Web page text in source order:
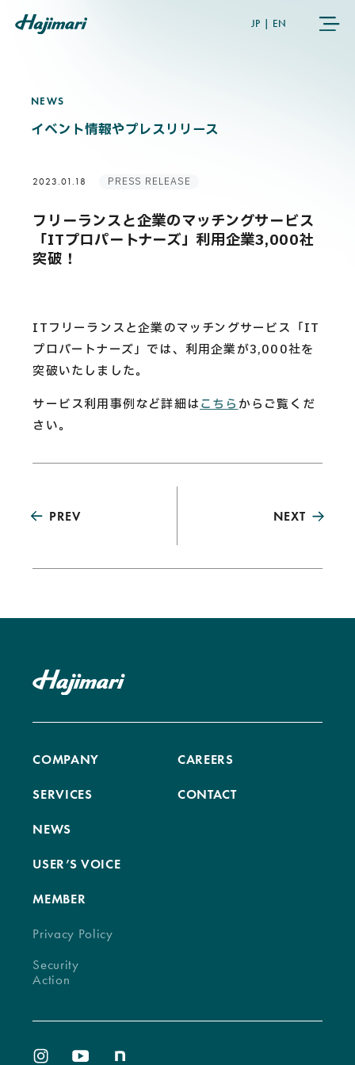
JP EN
COMPANY
NEWS
USER’S VOICE
CAREERS
CONTACT
NEWS
NEWS
イベント情報やプレスリリース
2023.01.18 PRESS RELEASE
フリーランスと企業のマッチングサービス
「ITプロパートナーズ」利用企業3,000社
突破！
ITフリーランスと企業のマッチングサービス「IT
プロパートナーズ」では、利用企業が3,000社を
突破いたしました。
サービス利用事例など詳細はこちら からご覧くだ
さい。
PREV NEXT
COMPANY
SERVICES
NEWS
USER’S VOICE
MEMBER
CAREERS
CONTACT
Privacy Policy
Security
Action